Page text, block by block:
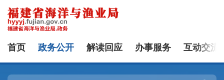
首页 政务公开 解读回应 办事服务 互动交流